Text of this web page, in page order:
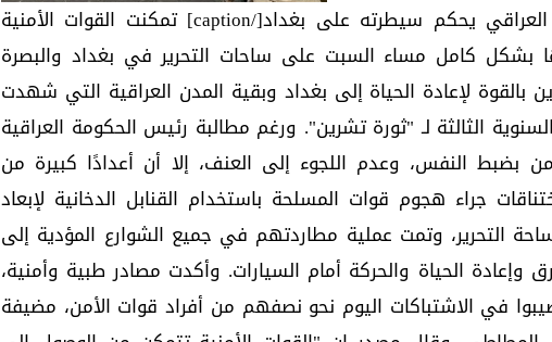
بعد فض الاحتجاجات.. الأمن العراقي يحكم سيطرته على بغداد[/caption] تمكنت القوات الأمنية
بشكل كامل مساء السبت على ساحات التحرير في بغداد والبصرة
بالقوة لإعادة الحياة إلى بغداد وبقية المدن العراقية التي شهدت
الثالثة لـ "ثورة تشرين". ورغم مطالبة رئيس الحكومة العراقية
النفس، وعدم اللجوء إلى العنف، إلا أن أعدادًا كبيرة من
جراء هجوم قوات المسلحة باستخدام القنابل الدخانية لإبعاد
التحرير، وتمت عملية مطاردتهم في جميع الشوارع المؤدية إلى
وإعادة الحياة والحركة أمام السيارات. وأكدت مصادر طبية وأمنية،
عن 86 شخصًا أصيبوا في الاشتباكات اليوم نحو نصفهم من أفراد قوات الأمن، مضيفة